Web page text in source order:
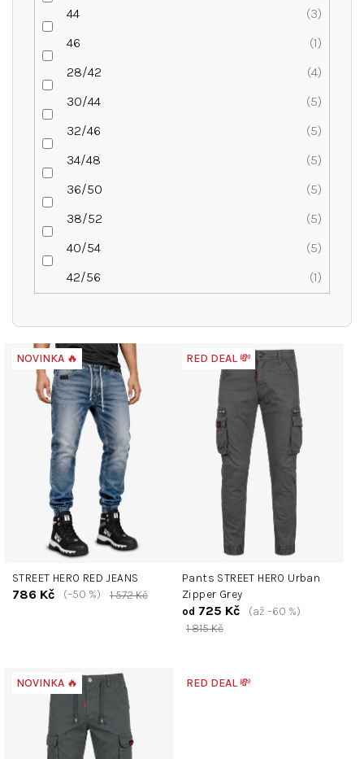
44
3
46
1
28/42
4
30/44
5
32/46
5
34/48
5
36/50
5
38/52
5
40/54
5
42/56
1
ý
ů
NOVINKA 🔥
STREET HERO RED JEANS
786 Kč 1 572 Kč
(–50 %)
RED DEAL 💸
Pants STREET HERO Urban
Zipper Grey
od 725 Kč
1 815 Kč
(až –60 %)
NOVINKA 🔥 RED DEAL 💸